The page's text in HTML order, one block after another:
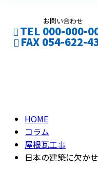
お問い合わせ
TEL 000-000-
FAX 054-622-
HOME
コラム
屋根瓦工事
日本の建築に欠か